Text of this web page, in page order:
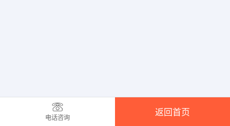
电话咨询
返回首页